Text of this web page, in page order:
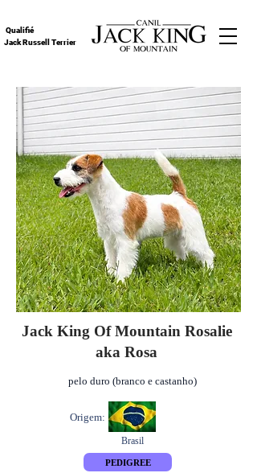
Qualifié
Jack Russell Terrier
Jack King Of Mountain Rosalie
aka Rosa
pelo duro (branco e castanho)
Origem:
Brasil
PEDIGREE